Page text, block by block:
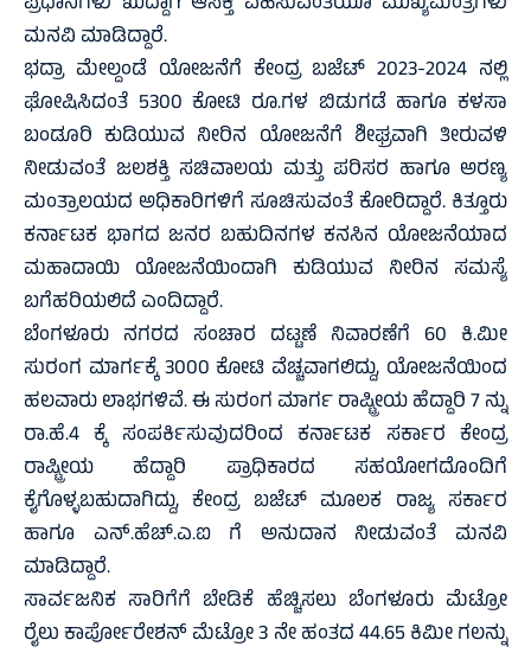
ಮನವಿ ಮಾಡಿದ್ದಾರೆ.
ಭದ್ರಾ ಮೇಲ್ದಂಡೆ ಯೋಜನೆಗೆ ಕೇಂದ್ರ ಬಜೆಟ್ 2023-2024 ನಲ್ಲಿ
ಘೋಷಿಸಿದಂತೆ 5300 ಕೋಟಿ ರೂ.ಗಳ ಬಿಡುಗಡೆ ಹಾಗೂ ಕಳಸಾ
ಬಂಡೂರಿ ಕುಡಿಯುವ ನೀರಿನ ಯೋಜನೆಗೆ ಶೀಘ್ರವಾಗಿ ತೀರುವಳಿ
ನೀಡುವಂತೆ ಜಲಶಕ್ತಿ ಸಚಿವಾಲಯ ಮತ್ತು ಪರಿಸರ ಹಾಗೂ ಅರಣ್ಯ
ಮಂತ್ರಾಲಯದ ಅಧಿಕಾರಿಗಳಿಗೆ ಸೂಚಿಸುವಂತೆ ಕೋರಿದ್ದಾರೆ. ಕಿತ್ತೂರು
ಕರ್ನಾಟಕ ಭಾಗದ ಜನರ ಬಹುದಿನಗಳ ಕನಸಿನ ಯೋಜನೆಯಾದ
ಮಹಾದಾಯಿ ಯೋಜನೆಯಿಂದಾಗಿ ಕುಡಿಯುವ ನೀರಿನ ಸಮಸ್ಯೆ
ಬಗೆಹರಿಯಲಿದೆ ಎಂದಿದ್ದಾರೆ.
ಬೆಂಗಳೂರು ನಗರದ ಸಂಚಾರ ದಟ್ಟಣೆ ನಿವಾರಣೆಗೆ 60 ಕಿ.ಮೀ
ಸುರಂಗ ಮಾರ್ಗಕ್ಕೆ 3000 ಕೋಟಿ ವೆಚ್ಚವಾಗಲಿದ್ದು, ಯೋಜನೆಯಿಂದ
ಹಲವಾರು ಲಾಭಗಳಿವೆ. ಈ ಸುರಂಗ ಮಾರ್ಗ ರಾಷ್ಟ್ರೀಯ ಹೆದ್ದಾರಿ 7 ನ್ನು
ರಾ.ಹೆ.4 ಕ್ಕೆ ಸಂಪರ್ಕಿಸುವುದರಿಂದ ಕರ್ನಾಟಕ ಸರ್ಕಾರ ಕೇಂದ್ರ
ರಾಷ್ಟ್ರೀಯ ಹೆದ್ದಾರಿ ಪ್ರಾಧಿಕಾರದ ಸಹಯೋಗದೊಂದಿಗೆ
ಕೈಗೊಳ್ಳಬಹುದಾಗಿದ್ದು, ಕೇಂದ್ರ ಬಜೆಟ್ ಮೂಲಕ ರಾಜ್ಯ ಸರ್ಕಾರ
ಹಾಗೂ ಎನ್.ಹೆಚ್.ಎ.ಐ ಗೆ ಅನುದಾನ ನೀಡುವಂತೆ ಮನವಿ
ಮಾಡಿದ್ದಾರೆ.
ಸಾರ್ವಜನಿಕ ಸಾರಿಗೆಗೆ ಬೇಡಿಕೆ ಹೆಚ್ಚಿಸಲು ಬೆಂಗಳೂರು ಮೆಟ್ರೋ
ರೈಲು ಕಾರ್ಪೋರೇಶನ್ ಮೆಟ್ರೋ 3 ನೇ ಹಂತದ 44.65 ಕಿಮೀ ಗಲನ್ನು